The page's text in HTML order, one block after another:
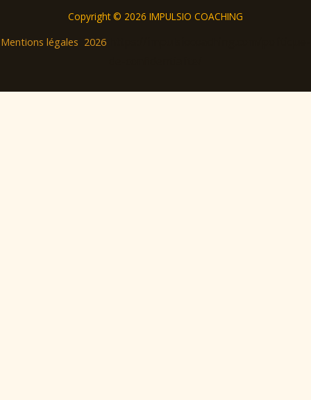
Copyright © 2026 IMPULSIO COACHING
Mentions légales 2026